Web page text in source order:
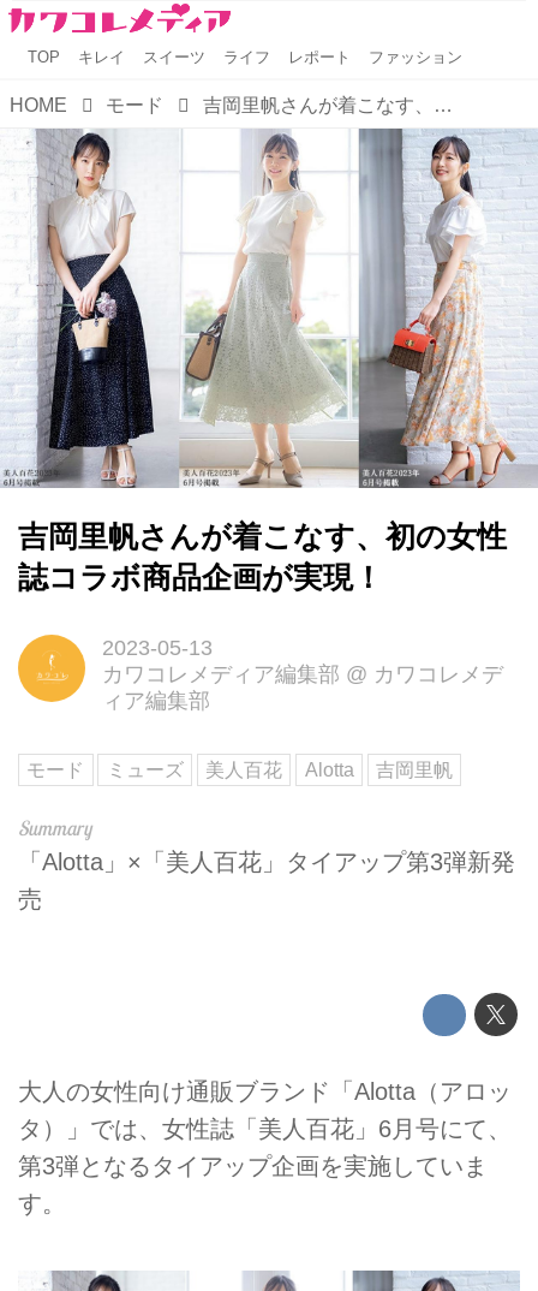
TOP キレイ スイーツ ライフ レポート ファッション
HOME モード 吉岡里帆さんが着こなす、初の女性誌コラボ商品企画が実現！
吉岡里帆さんが着こなす、初の女性
誌コラボ商品企画が実現！
2023-05-13
カワコレメディア編集部 @ カワコレメデ
ィア編集部
モード ミューズ 美人百花 Alotta 吉岡里帆
「Alotta」×「美人百花」タイアップ第3弾新発
売
大人の女性向け通販ブランド「Alotta（アロッ
タ）」では、女性誌「美人百花」6月号にて、
第3弾となるタイアップ企画を実施していま
す。